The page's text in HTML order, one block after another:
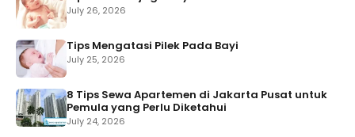
July 26, 2026
Tips Mengatasi Pilek Pada Bayi
July 25, 2026
8 Tips Sewa Apartemen di Jakarta Pusat untuk
Pemula yang Perlu Diketahui
July 24, 2026